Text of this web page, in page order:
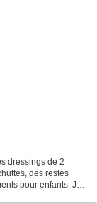
dressings de 2
des restes
pour enfants. Je